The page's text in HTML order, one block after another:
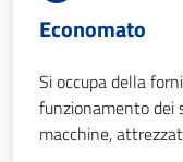
Economato
Si occupa della
funzionamento dei
macchine,